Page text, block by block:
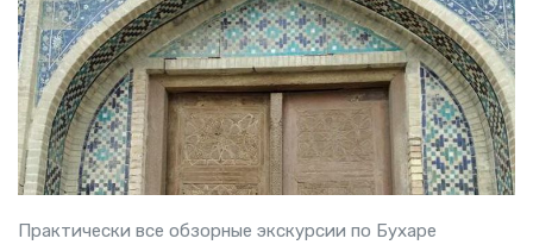
Практически все обзорные экскурсии по Бухаре